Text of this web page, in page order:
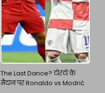
The Last Dance? टोरंटो के
मैदान पर Ronaldo vs Modrić